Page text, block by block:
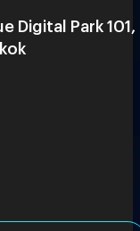
Digital Park 101,